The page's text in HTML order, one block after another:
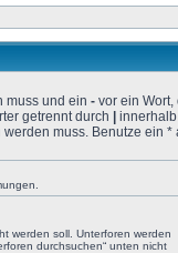
muss und ein - vor ein Wort,
getrennt durch
muss. Benutze ein *
werden soll. Unterforen werden
durchsuchen“ unten nicht